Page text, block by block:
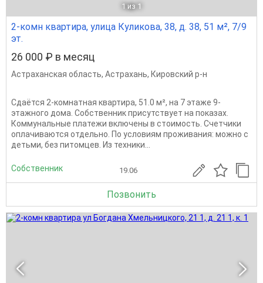
1 из 1
2-комн квартира, улица Куликова, 38, д. 38, 51 м², 7/9
эт.
26 000 ₽ в месяц
Астраханская область, Астрахань, Кировский р-н
Сдаётся 2-комнатная квартира, 51.0 м², на 7 этаже 9-
этажного дома. Собственник присутствует на показах.
Коммунальные платежи включены в стоимость. Счетчики
оплачиваются отдельно. По условиям проживания: можно с
детьми, без питомцев. Из техники...
Собственник 19.06
Позвонить